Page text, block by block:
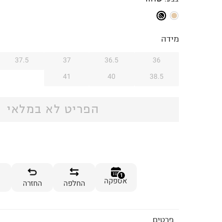
מידה
36
36.5
37
37.5
38.5
40
41
הפריט לא במלאי
1
אספקה החלפה החזרה
פרטים